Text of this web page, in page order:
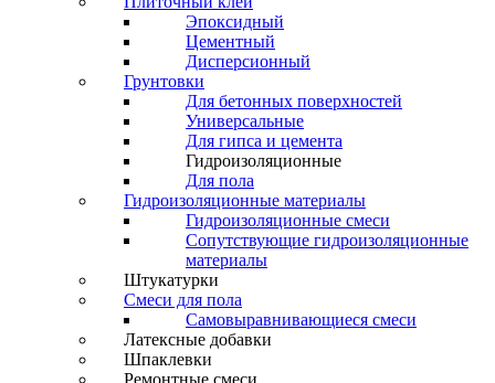
Эпоксидный
Цементный
Дисперсионный
Грунтовки
Для бетонных поверхностей
Универсальные
Для гипса и цемента
Гидроизоляционные
Для пола
Гидроизоляционные материалы
Гидроизоляционные смеси
Сопутствующие гидроизоляционные
материалы
Штукатурки
Смеси для пола
Самовыравнивающиеся смеси
Латексные добавки
Шпаклевки
Ремонтные смеси